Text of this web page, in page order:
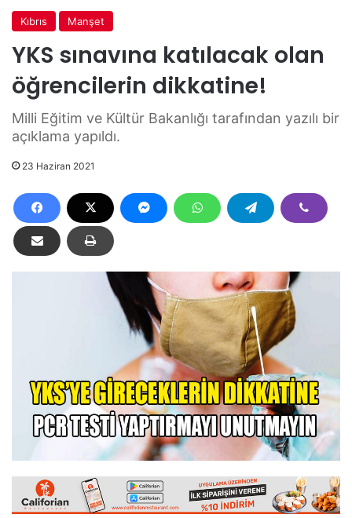
Kıbrıs Manşet
YKS sınavına katılacak olan
öğrencilerin dikkatine!
Milli Eğitim ve Kültür Bakanlığı tarafından yazılı bir
açıklama yapıldı.
23 Haziran 2021